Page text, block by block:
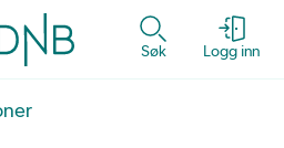
Søk Logg inn